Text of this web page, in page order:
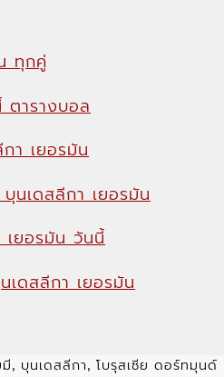
ทุกคู่
ารางบอล
า เยอรมัน
นเดสลีกา เยอรมัน
เยอรมัน วันนี้
เดสลีกา เยอรมัน
, บุนเดสลีกา, โบรุสเซีย ดอร์ทมุนด์